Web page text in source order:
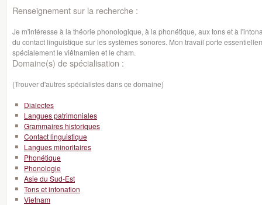
Renseignement sur la recherche :
Je m'intéresse à la théorie phonologique, à la phonétique, aux tons et à
du contact linguistique sur les systèmes sonores. Mon travail porte
spécialement le viêtnamien et le cham.
Domaine(s) de spécialisation :
(Trouver d'autres spécialistes dans ce domaine)
Dialectes
Langues patrimoniales
Grammaires historiques
Contact linguistique
Langues minoritaires
Phonétique
Phonologie
Asie du Sud-Est
Tons et intonation
Vietnam